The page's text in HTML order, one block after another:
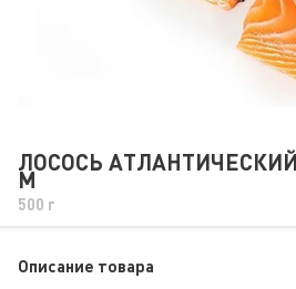
ЛОСОСЬ
М
500 г
Описание товара